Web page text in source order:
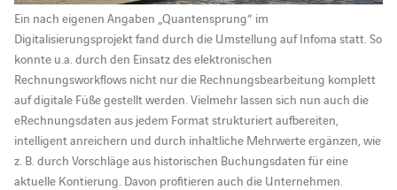
Ein nach eigenen Angaben „Quantensprung“ im
Digitalisierungsprojekt fand durch die Umstellung auf Infoma statt. So
konnte u.a. durch den Einsatz des elektronischen
Rechnungsworkflows nicht nur die Rechnungsbearbeitung komplett
auf digitale Füße gestellt werden. Vielmehr lassen sich nun auch die
eRechnungsdaten aus jedem Format strukturiert aufbereiten,
intelligent anreichern und durch inhaltliche Mehrwerte ergänzen, wie
z. B. durch Vorschläge aus historischen Buchungsdaten für eine
aktuelle Kontierung. Davon profitieren auch die Unternehmen.